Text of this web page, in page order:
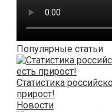
Популярные статьи
Статистика
прирост!
Новости